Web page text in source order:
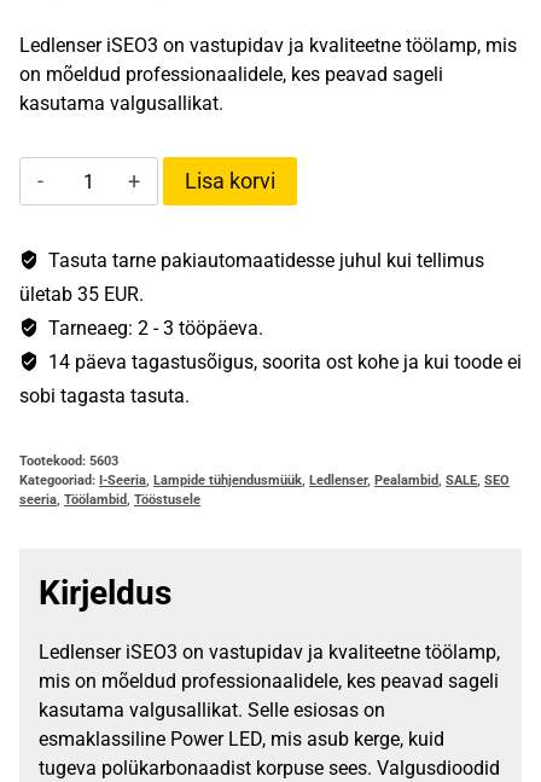
oli:
39,90 €.
on:
Ledlenser iSEO3 on vastupidav ja kvaliteetne töölamp, mis
on mõeldud professionaalidele, kes peavad sageli
kasutama valgusallikat.
Ledlenser
iSEO3
Lisa korvi
Tasuta tarne pakiautomaatidesse juhul kui tellimus
ületab 35 EUR.
Tarneaeg: 2 - 3 tööpäeva.
14 päeva tagastusõigus, soorita ost kohe ja kui toode ei
sobi tagasta tasuta.
Tootekood: 5603
Kategooriad: I-Seeria, Lampide tühjendusmüük, Ledlenser, Pealambid, SALE, SEO
seeria, Töölambid, Tööstusele
Kirjeldus
Ledlenser iSEO3 on vastupidav ja kvaliteetne töölamp,
mis on mõeldud professionaalidele, kes peavad sageli
kasutama valgusallikat. Selle esiosas on
esmaklassiline Power LED, mis asub kerge, kuid
tugeva polükarbonaadist korpuse sees. Valgusdioodid